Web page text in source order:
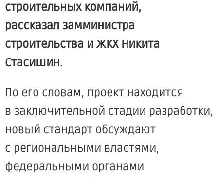
строительных компаний,
рассказал замминистра
строительства и ЖКХ Никита
Стасишин.
По его словам, проект находится
в заключительной стадии разработки,
новый стандарт обсуждают
с региональными властями,
федеральными органами